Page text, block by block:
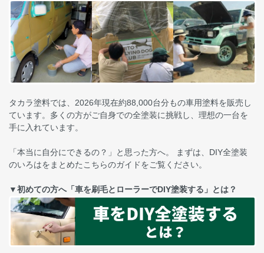
タカラ塗料では、2026年現在約88,000台分もの車用塗料を販売し
ています。多くの方がご自身での全塗装に挑戦し、理想の一台を
手に入れています。
「本当に自分にできるの？」と思った方へ。 まずは、DIY全塗装
のいろはをまとめたこちらのガイドをご覧ください。
▼初めての方へ「車を刷毛とローラーでDIY塗装する」とは？